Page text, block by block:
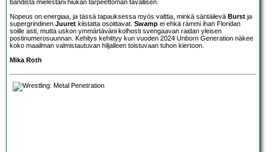
bändistä mielestäni hiukan tarpeettoman tavallisen.
Nopeus on energiaa, ja tässä tapauksessa myös valttia, minkä säntäilevä Burst ja
supergrindinen Juuret kiistatta osoittavat. Swamp ei ehkä rämmi ihan Floridan
soille asti, mutta uskon ymmärtäväni kolhosti svengaavan raidan yleisen
postinumerosuunnan. Kehitys kehittyy kun vuoden 2024 Unborn Generation näkee
koko maailman valmistautuvan hiljalleen toistuvaan tuhon kiertoon.
Mika Roth